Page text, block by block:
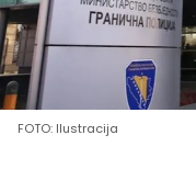
FOTO: Ilustracija